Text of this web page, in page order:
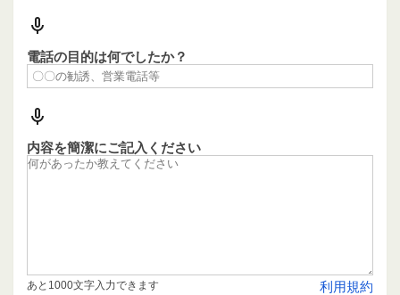
電話の目的は何でしたか？
内容を簡潔にご記入ください
利用規約
あと1000文字入力できます